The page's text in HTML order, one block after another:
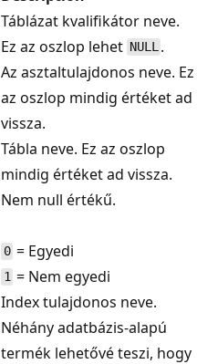
Táblázat kvalifikátor neve.
Ez az oszlop lehet NULL .
Az asztaltulajdonos neve. Ez
az oszlop mindig értéket ad
vissza.
Tábla neve. Ez az oszlop
mindig értéket ad vissza.
Nem null értékű.
0 = Egyedi
1 = Nem egyedi
Index tulajdonos neve.
Néhány adatbázis-alapú
termék lehetővé teszi, hogy